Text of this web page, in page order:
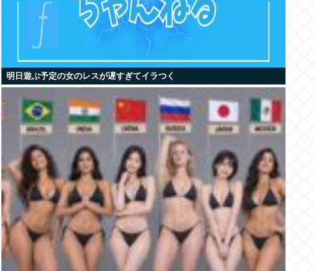
明日遊ぶ予定の女のレスが遅すぎてイラつく